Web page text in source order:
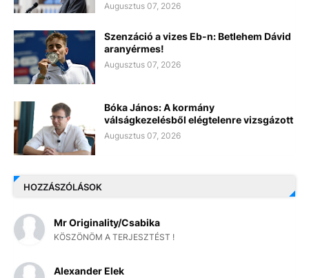
Augusztus 07, 2026
Szenzáció a vizes Eb-n: Betlehem Dávid
aranyérmes!
Augusztus 07, 2026
Bóka János: A kormány
válságkezelésből elégtelenre vizsgázott
Augusztus 07, 2026
HOZZÁSZÓLÁSOK
Mr Originality/Csabika
KÖSZÖNÖM A TERJESZTÉST !
Alexander Elek